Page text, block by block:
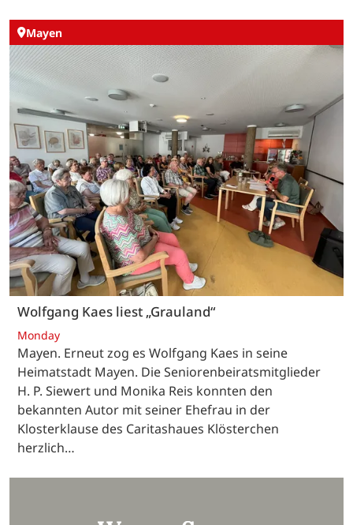
Mayen
Wolfgang Kaes liest „Grauland“
Monday
Mayen. Erneut zog es Wolfgang Kaes in seine
Heimatstadt Mayen. Die Seniorenbeiratsmitglieder
H. P. Siewert und Monika Reis konnten den
bekannten Autor mit seiner Ehefrau in der
Klosterklause des Caritashaues Klösterchen
herzlich…